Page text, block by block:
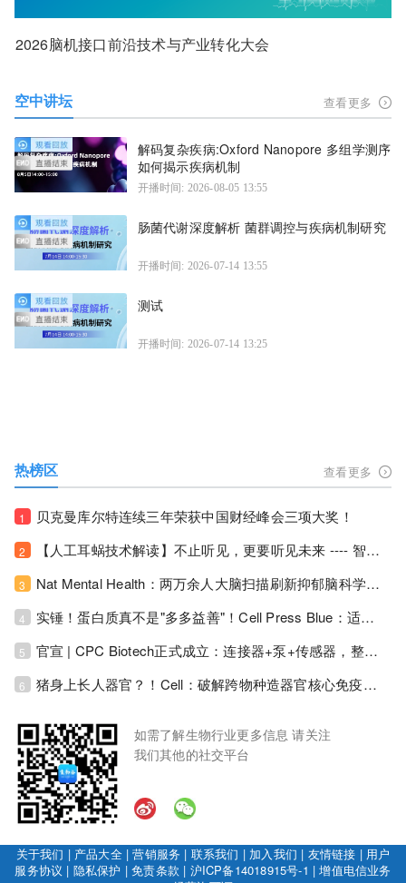
2026脑机接口前沿技术与产业转化大会
空中讲坛 查看更多
解码复杂疾病:Oxford Nanopore 多组学测序
如何揭示疾病机制
开播时间: 2026-08-05 13:55
肠菌代谢深度解析 菌群调控与疾病机制研究
开播时间: 2026-07-14 13:55
测试
开播时间: 2026-07-14 13:25
热榜区 查看更多
1 贝克曼库尔特连续三年荣获中国财经峰会三项大奖！
2 【人工耳蜗技术解读】不止听见，更要听见未来 ---- 智能耳蜗，开启人工耳蜗技术新纪元！
3 Nat Mental Health：两万余人大脑扫描刷新抑郁脑科学认知！抑郁不只是情绪病，视觉、运动脑区同步受损！
4 实锤！蛋白质真不是"多多益善"！Cell Press Blue：适度限蛋白，反而拉长健康寿命！
5 官宣 | CPC Biotech正式成立：连接器+泵+传感器，整合生物制药流体管理解决方案！
6 猪身上长人器官？！Cell：破解跨物种造器官核心免疫关卡！全新异种吞噬机制打通人体器官培育赛道！
如需了解生物行业更多信息 请关注
我们其他的社交平台
关于我们 | 产品大全|营销服务 | 联系我们 | 加入我们 | 友情链接 | 用户
服务协议 | 隐私保护 |免责条款 | 沪ICP备14018915号-1 |增值电信业务